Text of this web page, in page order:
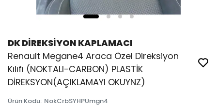
DK DİREKSİYON KAPLAMACI
Renault Megane4 Araca Özel Direksiyon
Kılıfı (NOKTALI-CARBON) PLASTİK
DİREKSYON(AÇIKLAMAYI OKUYNZ)
Ürün Kodu: NokCrbSYHPUmgn4